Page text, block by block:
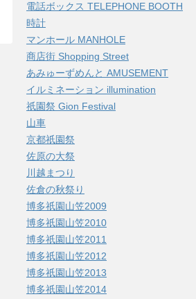
電話ボックス TELEPHONE BOOTH
時計
マンホール MANHOLE
商店街 Shopping Street
あみゅーずめんと AMUSEMENT
イルミネーション illumination
祇園祭 Gion Festival
山車
京都祇園祭
佐原の大祭
川越まつり
佐倉の秋祭り
博多祇園山笠2009
博多祇園山笠2010
博多祇園山笠2011
博多祇園山笠2012
博多祇園山笠2013
博多祇園山笠2014